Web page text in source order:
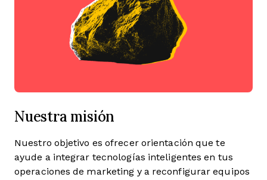
Nuestra misión
Nuestro objetivo es ofrecer orientación que te
ayude a integrar tecnologías inteligentes en tus
operaciones de marketing y a reconfigurar equipos